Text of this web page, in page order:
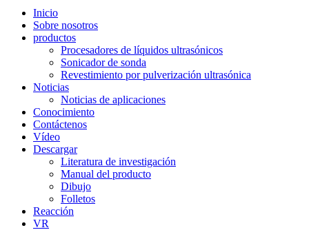
Inicio
Sobre nosotros
productos
Procesadores de líquidos ultrasónicos
Sonicador de sonda
Revestimiento por pulverización ultrasónica
Noticias
Noticias de aplicaciones
Conocimiento
Contáctenos
Vídeo
Descargar
Literatura de investigación
Manual del producto
Dibujo
Folletos
Reacción
VR